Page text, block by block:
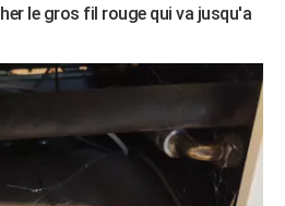
le gros fil rouge qui va jusqu'a